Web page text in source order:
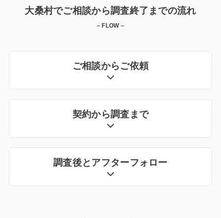
大桑村でご相談から調査終了までの流れ
– FLOW –
ご相談からご依頼
契約から調査まで
調査後とアフターフォロー